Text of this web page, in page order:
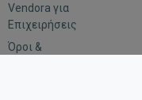
Vendora για
Επιχειρήσεις
Όροι &